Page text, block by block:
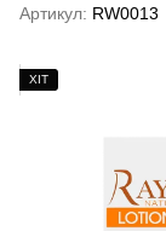
Артикул: RW0013
ХІТ